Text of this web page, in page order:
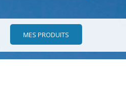
MES PRODUITS